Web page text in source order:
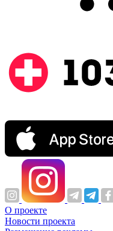
О проекте
Новости проекта